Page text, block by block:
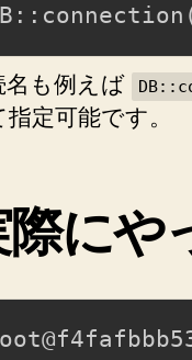
名も例えば
指定可能です。
際にや